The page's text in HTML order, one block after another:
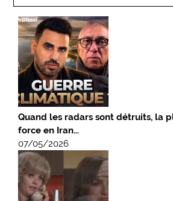
Quand les radars sont détruits, la
force en Iran…
07/05/2026